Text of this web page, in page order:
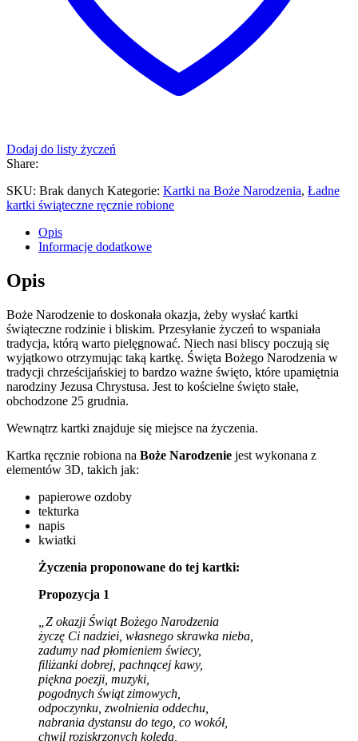
Dodaj do listy życzeń
Share:
SKU: Brak danych Kategorie: Kartki na Boże Narodzenia, Ładne
kartki świąteczne ręcznie robione
Opis
Informacje dodatkowe
Opis
Boże Narodzenie to doskonała okazja, żeby wysłać kartki
świąteczne rodzinie i bliskim. Przesyłanie życzeń to wspaniała
tradycja, którą warto pielęgnować. Niech nasi bliscy poczują się
wyjątkowo otrzymując taką kartkę. Święta Bożego Narodzenia w
tradycji chrześcijańskiej to bardzo ważne święto, które upamiętnia
narodziny Jezusa Chrystusa. Jest to kościelne święto stałe,
obchodzone 25 grudnia.
Wewnątrz kartki znajduje się miejsce na życzenia.
Kartka ręcznie robiona na Boże Narodzenie jest wykonana z
elementów 3D, takich jak:
papierowe ozdoby
tekturka
napis
kwiatki
Życzenia proponowane do tej kartki:
Propozycja 1
„Z okazji Świąt Bożego Narodzenia
życzę Ci nadziei, własnego skrawka nieba,
zadumy nad płomieniem świecy,
filiżanki dobrej, pachnącej kawy,
piękna poezji, muzyki,
pogodnych świąt zimowych,
odpoczynku, zwolnienia oddechu,
nabrania dystansu do tego, co wokół,
chwil roziskrzonych kolędą,